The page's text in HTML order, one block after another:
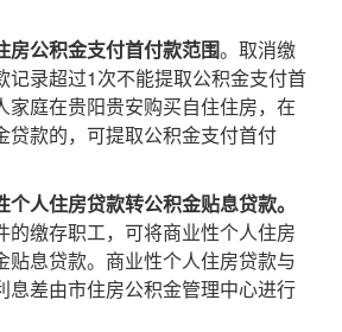
房公积金支付首付款范围。取消缴
记录超过1次不能提取公积金支付首
家庭在贵阳贵安购买自住住房，在
贷款的，可提取公积金支付首付
人住房贷款转公积金贴息贷款。
的缴存职工，可将商业性个人住房
贴息贷款。商业性个人住房贷款与
息差由市住房公积金管理中心进行